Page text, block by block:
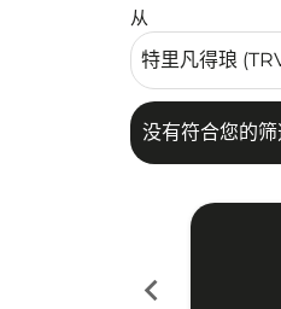
从
没有符合您的筛
chevron_left